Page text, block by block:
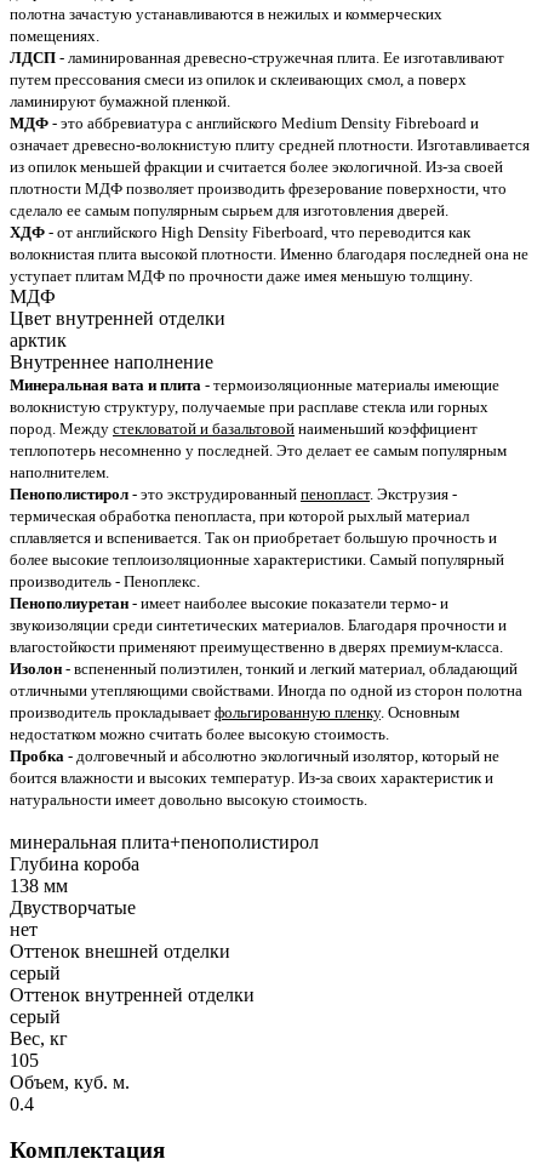
полотна зачастую устанавливаются в нежилых и коммерческих
помещениях.
ЛДСП - ламинированная древесно-стружечная плита. Ее изготавливают
путем прессования смеси из опилок и склеивающих смол, а поверх
ламинируют бумажной пленкой.
МДФ - это аббревиатура с английского Medium Density Fibreboard и
означает древесно-волокнистую плиту средней плотности. Изготавливается
из опилок меньшей фракции и считается более экологичной. Из-за своей
плотности МДФ позволяет производить фрезерование поверхности, что
сделало ее самым популярным сырьем для изготовления дверей.
ХДФ - от английского High Density Fiberboard, что переводится как
волокнистая плита высокой плотности. Именно благодаря последней она не
уступает плитам МДФ по прочности даже имея меньшую толщину.
МДФ
Цвет внутренней отделки
арктик
Внутреннее наполнение
Минеральная вата и плита - термоизоляционные материалы имеющие
волокнистую структуру, получаемые при расплаве стекла или горных
пород. Между стекловатой и базальтовой наименьший коэффициент
теплопотерь несомненно у последней. Это делает ее самым популярным
наполнителем.
Пенополистирол - это экструдированный пенопласт. Экструзия -
термическая обработка пенопласта, при которой рыхлый материал
сплавляется и вспенивается. Так он приобретает большую прочность и
более высокие теплоизоляционные характеристики. Самый популярный
производитель - Пеноплекс.
Пенополиуретан - имеет наиболее высокие показатели термо- и
звукоизоляции среди синтетических материалов. Благодаря прочности и
влагостойкости применяют преимущественно в дверях премиум-класса.
Изолон - вспененный полиэтилен, тонкий и легкий материал, обладающий
отличными утепляющими свойствами. Иногда по одной из сторон полотна
производитель прокладывает фольгированную пленку. Основным
недостатком можно считать более высокую стоимость.
Пробка - долговечный и абсолютно экологичный изолятор, который не
боится влажности и высоких температур. Из-за своих характеристик и
натуральности имеет довольно высокую стоимость.
минеральная плита+пенополистирол
Глубина короба
138 мм
Двустворчатые
нет
Оттенок внешней отделки
серый
Оттенок внутренней отделки
серый
Вес, кг
105
Объем, куб. м.
0.4
Комплектация